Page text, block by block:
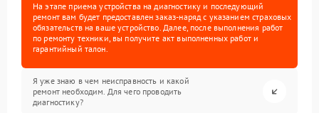
На этапе приема устройства на диагностику и последующий
ремонт вам будет предоставлен заказ-наряд с указанием страховых
обязательств на ваше устройство. Далее, после выполнения работ
по ремонту техники, вы получите акт выполненных работ и
гарантийный талон.
Я уже знаю в чем неисправность и какой
ремонт необходим. Для чего проводить
диагностику?